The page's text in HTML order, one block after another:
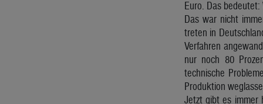
Euro. Das
Das war nicht
treten in
Verfahren
nur noch 80
technische
Produktion
Jetzt gibt es immer